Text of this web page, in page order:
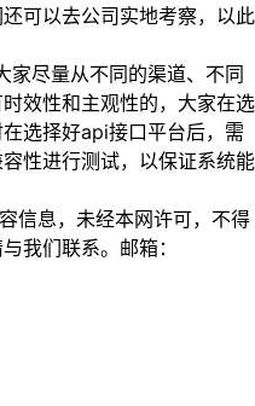
可以去公司实地考察，以此
尽量从不同的渠道、不同
效性和主观性的，大家在选
选择好api接口平台后，需
性进行测试，以保证系统能
信息，未经本网许可，不得
我们联系。邮箱：